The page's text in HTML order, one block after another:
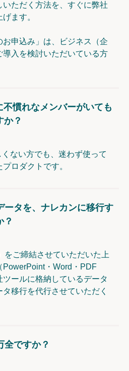
いただく方法を、すぐに弊社
ます。
申込み」は、ビジネス（企
入を検討いただいている方
慣れなメンバーがいても
か？
ない方でも、迷わず使って
ロダクトです。
ータを、ナレカンに移行す
？
をご締結させていただいた上
PowerPoint・Word・PDF
ールに格納しているデータ
移行を代行させていただく
全ですか？